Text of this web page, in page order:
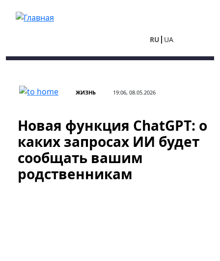
RU UA
ЖИЗНЬ 19:06, 08.05.2026
Новая функция ChatGPT: о
каких запросах ИИ будет
сообщать вашим
родственникам